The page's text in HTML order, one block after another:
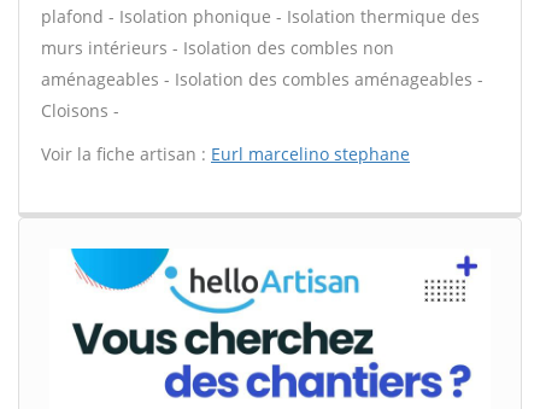
plafond - Isolation phonique - Isolation thermique des
murs intérieurs - Isolation des combles non
aménageables - Isolation des combles aménageables -
Cloisons -
Voir la fiche artisan : Eurl marcelino stephane